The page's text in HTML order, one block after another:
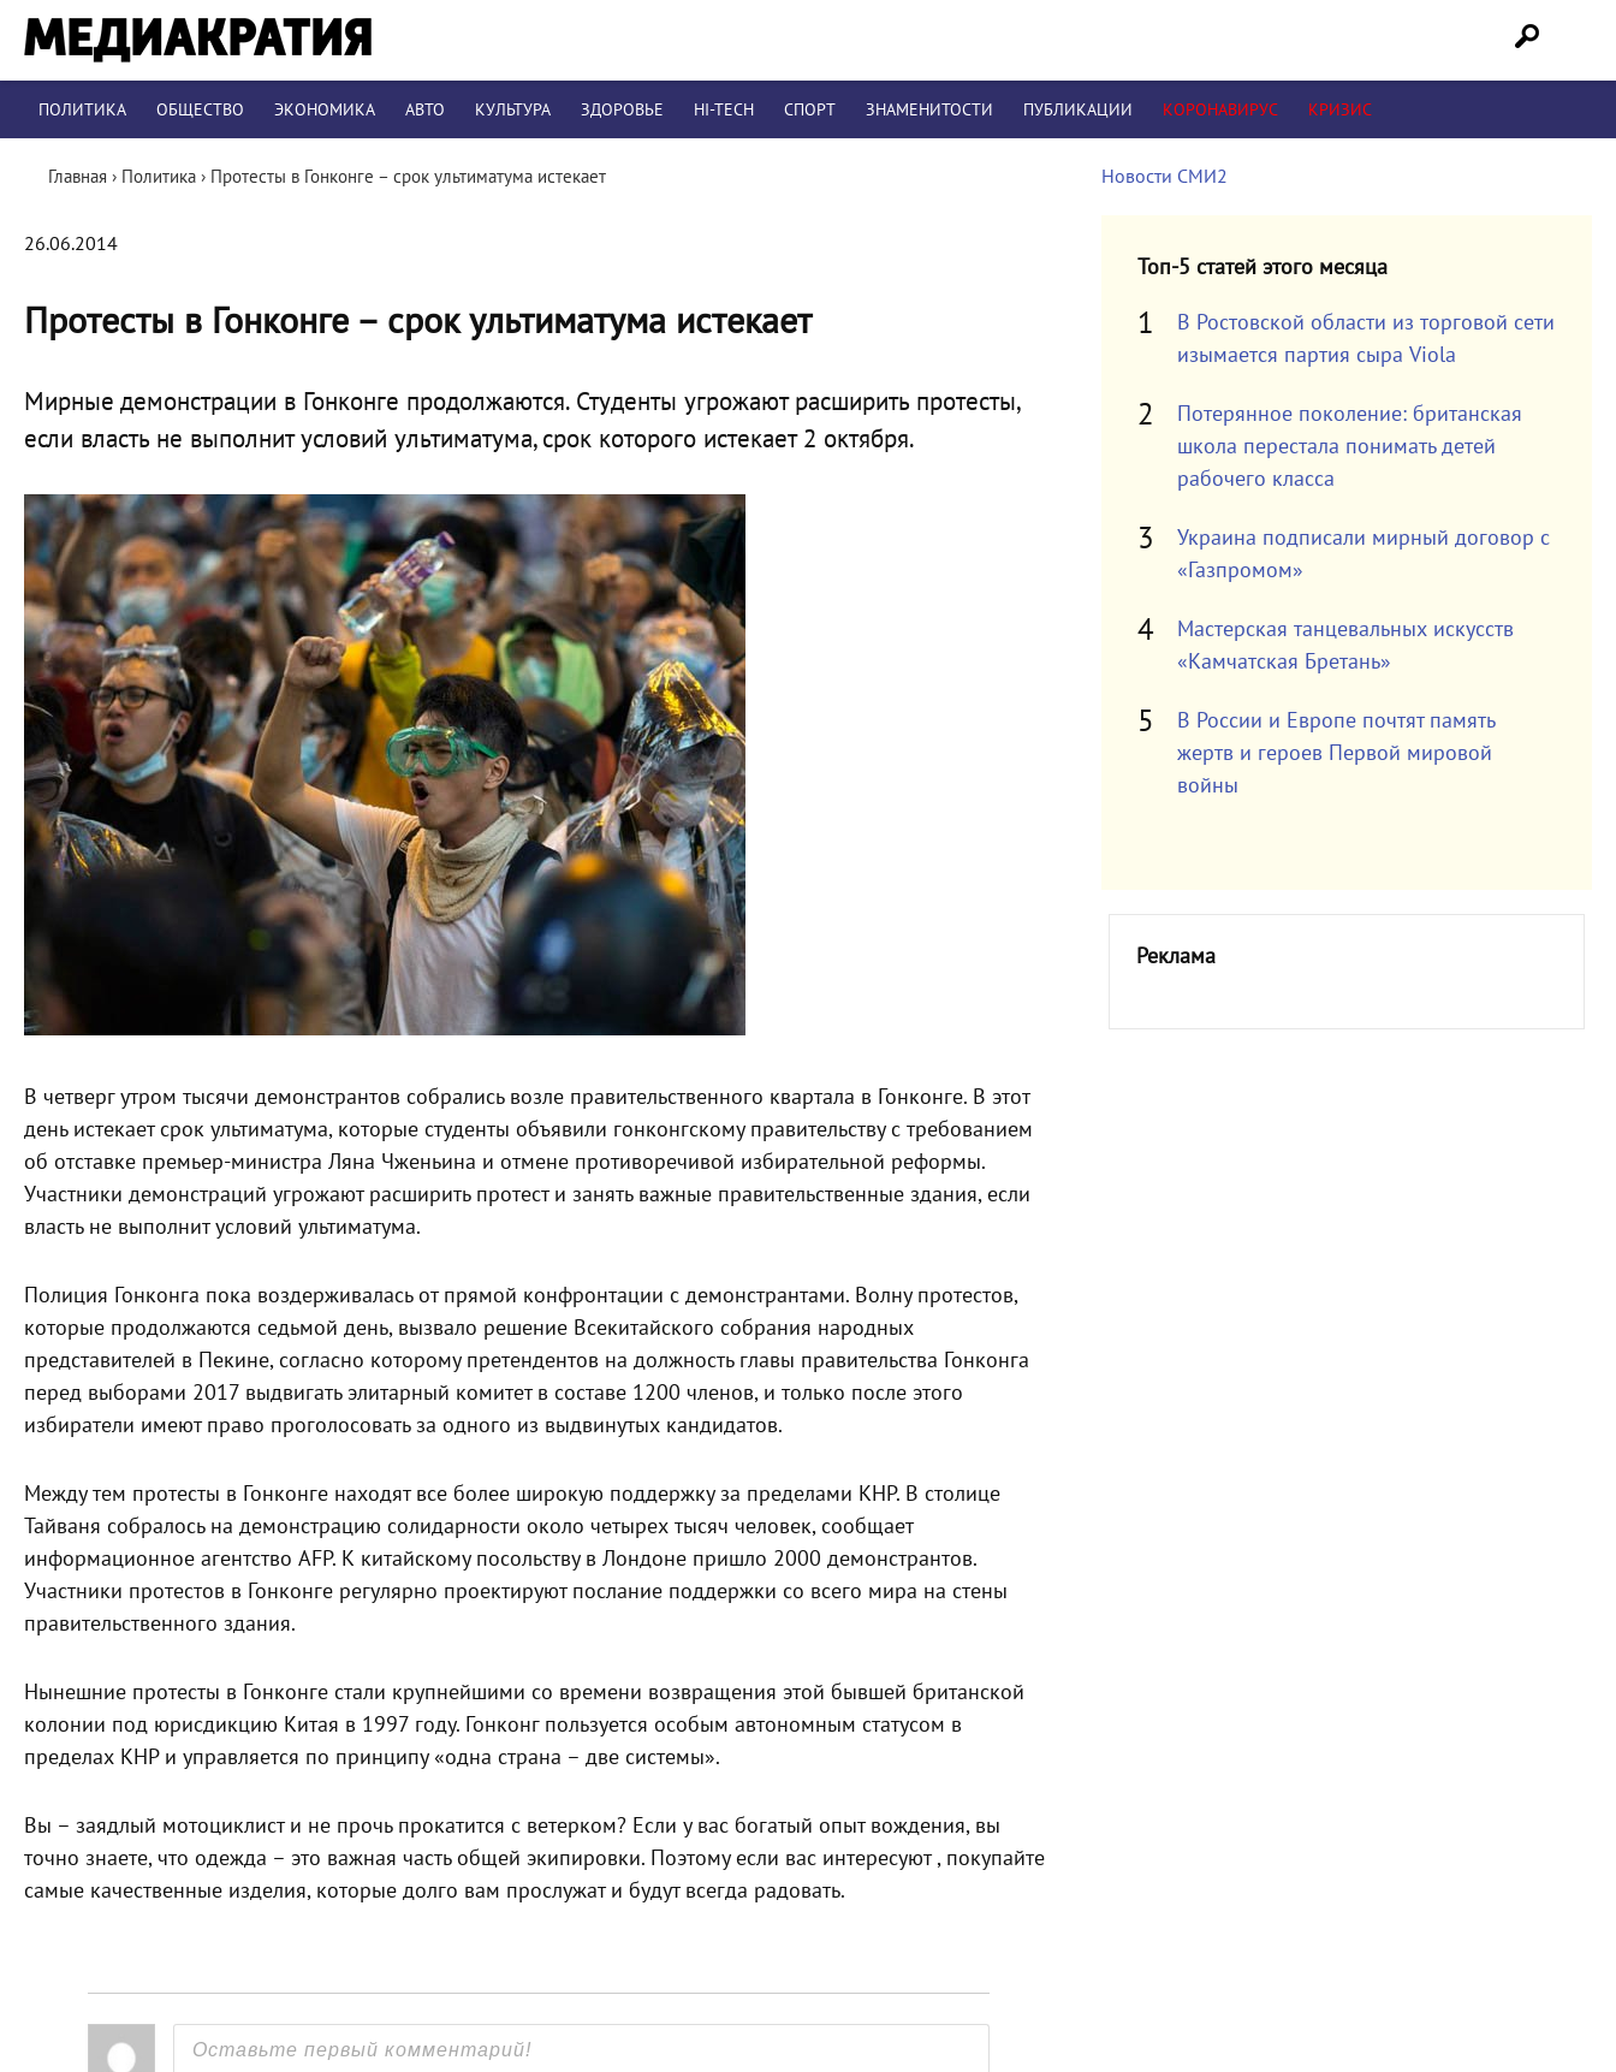
ПОЛИТИКА ОБЩЕСТВО ЭКОНОМИКА АВТО КУЛЬТУРА ЗДОРОВЬЕ HI-TECH СПОРТ ЗНАМЕНИТОСТИ ПУБЛИКАЦИИ КОРОНАВИРУС КРИЗИС
Главная › Политика › Протесты в Гонконге – срок ультиматума истекает
26.06.2014
Протесты в Гонконге – срок ультиматума истекает
Мирные демонстрации в Гонконге продолжаются. Студенты угрожают расширить протесты,
если власть не выполнит условий ультиматума, срок которого истекает 2 октября.
В четверг утром тысячи демонстрантов собрались возле правительственного квартала в Гонконге. В этот
день истекает срок ультиматума, которые студенты объявили гонконгскому правительству с требованием
об отставке премьер-министра Ляна Чженьина и отмене противоречивой избирательной реформы.
Участники демонстраций угрожают расширить протест и занять важные правительственные здания, если
власть не выполнит условий ультиматума.
Полиция Гонконга пока воздерживалась от прямой конфронтации с демонстрантами. Волну протестов,
которые продолжаются седьмой день, вызвало решение Всекитайского собрания народных
представителей в Пекине, согласно которому претендентов на должность главы правительства Гонконга
перед выборами 2017 выдвигать элитарный комитет в составе 1200 членов, и только после этого
избиратели имеют право проголосовать за одного из выдвинутых кандидатов.
Между тем протесты в Гонконге находят все более широкую поддержку за пределами КНР. В столице
Тайваня собралось на демонстрацию солидарности около четырех тысяч человек, сообщает
информационное агентство AFP. К китайскому посольству в Лондоне пришло 2000 демонстрантов.
Участники протестов в Гонконге регулярно проектируют послание поддержки со всего мира на стены
правительственного здания.
Нынешние протесты в Гонконге стали крупнейшими со времени возвращения этой бывшей британской
колонии под юрисдикцию Китая в 1997 году. Гонконг пользуется особым автономным статусом в
пределах КНР и управляется по принципу «одна страна – две системы».
Вы – заядлый мотоциклист и не прочь прокатится с ветерком? Если у вас богатый опыт вождения, вы
точно знаете, что одежда – это важная часть общей экипировки. Поэтому если вас интересуют , покупайте
самые качественные изделия, которые долго вам прослужат и будут всегда радовать.
Новости СМИ2
Топ-5 статей этого месяца
В Ростовской области из торговой сети
изымается партия сыра Viola
Потерянное поколение: британская
школа перестала понимать детей
рабочего класса
Украина подписали мирный договор с
«Газпромом»
Мастерская танцевальных искусств
«Камчатская Бретань»
В России и Европе почтят память
жертв и героев Первой мировой
войны
Реклама